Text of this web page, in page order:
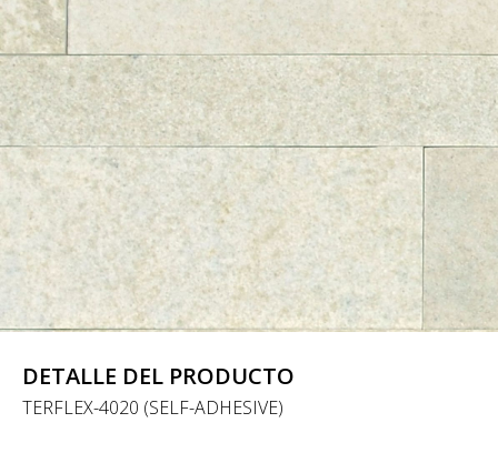
DETALLE DEL PRODUCTO
TERFLEX-4020 (SELF-ADHESIVE)